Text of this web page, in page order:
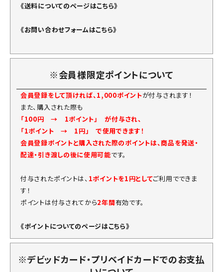
《送料についてのページはこちら》
《お問い合わせフォームはこちら》
※会員様限定ポイントについて
会員登録をして頂ければ、1,000ポイントが付与されます！
また、購入された際も
「100円 → 1ポイント」 が付与され、
「1ポイント → 1円」 で使用できます！
会員登録ポイントと購入された際のポイントは、商品を発送・
配達・引き渡しの後に使用可能です。
付与されたポイントは、 1ポイントを1円としてご利用でできま
す！
ポイントは付与されてから2年間有効です。
《ポイントについてのページはこちら》
※デビッドカード・プリベイドカードでのお支払